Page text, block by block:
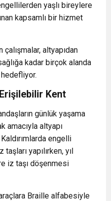
yaşlı bireylere
kapsamlı bir hizmet
altyapıdan
kadar birçok alanda
Kent
günlük yaşama
amacıyla altyapı
engelli
yapılırken, yıl
iz taşı döşenmesi
Braille alfabesiyle